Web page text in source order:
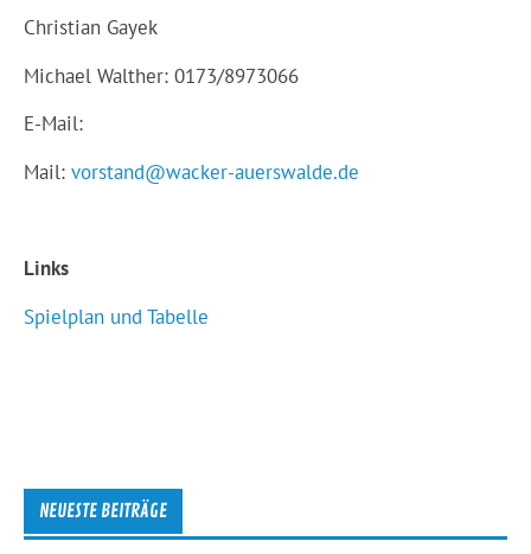
Christian Gayek
Michael Walther: 0173/8973066
E-Mail:
Mail:vorstand@wacker-auerswalde.de
Links
Spielplan und Tabelle
NEUESTE BEITRÄGE